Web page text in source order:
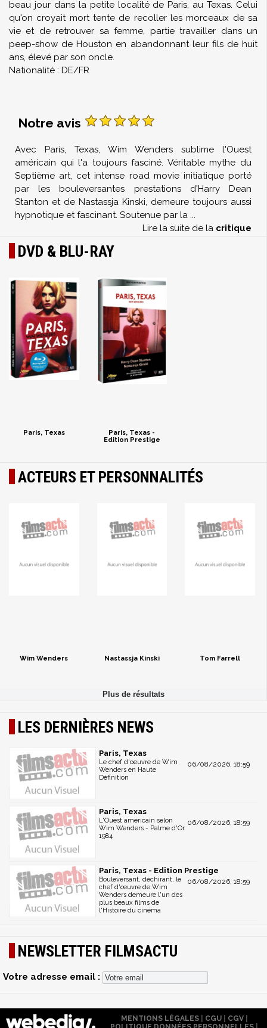
beau jour dans la petite localité de Paris, au Texas. Celui
qu'on croyait mort tente de recoller les morceaux de sa
vie et de retrouver sa femme, partie travailler dans un
peep-show de Houston en abandonnant leur fils de huit
ans, élevé par son oncle.
Nationalité : DE/FR
Notre avis
Avec Paris, Texas, Wim Wenders sublime l'Ouest
américain qui l'a toujours fasciné. Véritable mythe du
Septième art, cet intense road movie initiatique porté
par les bouleversantes prestations d'Harry Dean
Stanton et de Nastassja Kinski, demeure toujours aussi
hypnotique et fascinant. Soutenue par la ...
Lire la suite de la critique
DVD & BLU-RAY
Paris, Texas
Paris, Texas -
Edition Prestige
ACTEURS ET PERSONNALITÉS
Wim Wenders Nastassja Kinski Tom Farrell
LES DERNIÈRES NEWS
Paris, Texas
06/08/2026, 18:59
Le chef d'oeuvre de Wim
Wenders en Haute
Définition
Paris, Texas
06/08/2026, 18:59
L'Ouest américain selon
Wim Wenders - Palme d'Or
1984
Paris, Texas - Edition Prestige
06/08/2026, 18:59
Bouleversant, déchirant, le
chef d'œuvre de Wim
Wenders demeure l'un des
plus beaux films de
l'Histoire du cinéma
NEWSLETTER FILMSACTU
Votre adresse email :
MENTIONS LÉGALES| CGU| CGV|